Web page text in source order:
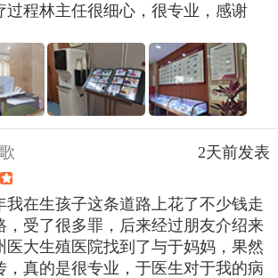
过程林主任很细心，很专业，感谢
2天前发表
我在生孩子这条道路上花了不少钱走
，受了很多罪，后来经过朋友介绍来
医大生殖医院找到了与于妈妈，果然
，真的是很专业，于医生对于我的病